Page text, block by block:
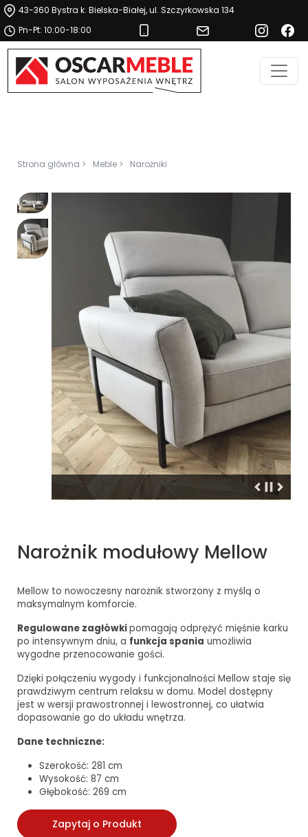
43-360 Bystra k. Bielska-Białej, ul. Szczyrkowska 134
Pn-Pt: 10:00-18:00
Strona główna > Meble > Narożniki
Narożnik modułowy Mellow
Mellow to nowoczesny narożnik stworzony z myślą o
maksymalnym komforcie.
Regulowane zagłówkipomagają odprężyć mięśnie karku
po intensywnym dniu, a funkcja spania umożliwia
wygodne przenocowanie gości.
Dzięki połączeniu wygody i funkcjonalności Mellow staje się
prawdziwym centrum relaksu w domu. Model dostępny
jest w wersji prawostronnej i lewostronnej, co ułatwia
dopasowanie go do układu wnętrza.
Dane techniczne:
Szerokość: 281 cm
Wysokość: 87 cm
Głębokość: 269 cm
Zapytaj o Produkt